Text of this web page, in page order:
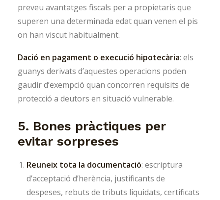
preveu avantatges fiscals per a propietaris que
superen una determinada edat quan venen el pis
on han viscut habitualment.
Dació en pagament o execució hipotecària: els
guanys derivats d’aquestes operacions poden
gaudir d’exempció quan concorren requisits de
protecció a deutors en situació vulnerable.
5. Bones pràctiques per
evitar sorpreses
Reuneix tota la documentació: escriptura
d’acceptació d’herència, justificants de
despeses, rebuts de tributs liquidats, certificats